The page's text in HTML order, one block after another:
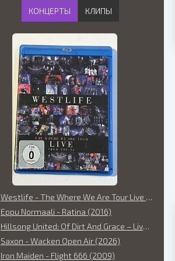
КОНЦЕРТЫ КЛИПЫ
Westlife - The Where We Are Tour Live From The O2 (2010)
Eppu Normaali - Ratina (2016)
Hillsong United: Of Dirt And Grace – Live From The Land (2016)
Saxon - Wacken Open Air (2026)
Iron Maiden - Flight 666 (2009)